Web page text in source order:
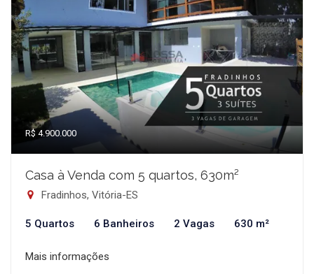
R$ 4.900.000
Casa à Venda com 5 quartos, 630m²
Fradinhos, Vitória-ES
5 Quartos 6 Banheiros 2 Vagas 630 m²
Mais informações